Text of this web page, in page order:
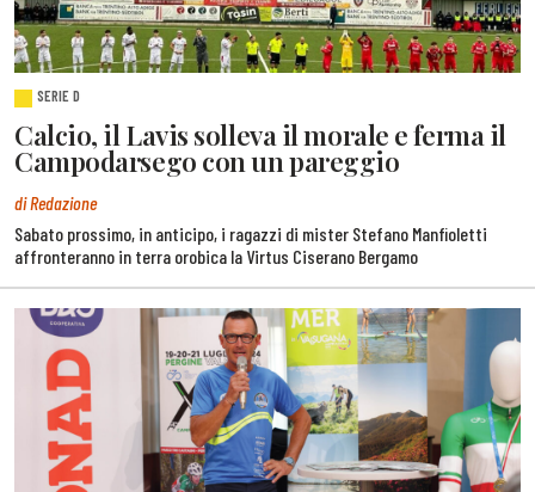
SERIE D
Calcio, il Lavis solleva il morale e ferma il
Campodarsego con un pareggio
di Redazione
Sabato prossimo, in anticipo, i ragazzi di mister Stefano Manfioletti
affronteranno in terra orobica la Virtus Ciserano Bergamo